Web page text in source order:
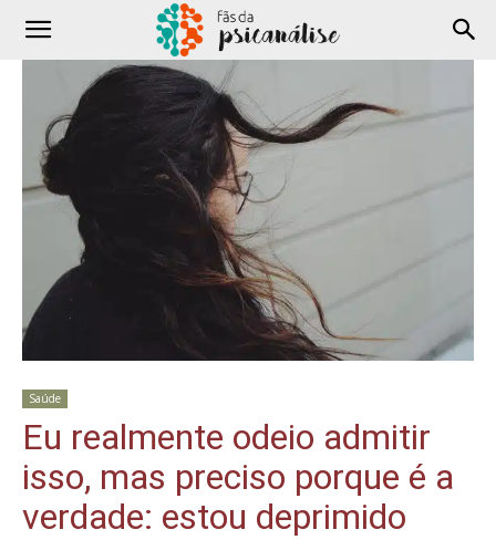
Saúde
Eu realmente odeio admitir
isso, mas preciso porque é a
verdade: estou deprimido